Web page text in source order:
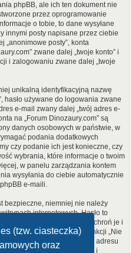
(tzw. ciasteczka)
oraz
phpBB, ale ich ten dokument nie
przez oprogramowanie
o tobie, to dane wysyłane
innymi posty napisane przez ciebie
„anonimowe posty”, konta
zwane dalej „twoje konto” i
i zalogowaniu zwane dalej „twoje
unikalną identyfikacyjną nazwę
hasło używane do logowania zwane
e-mail zwany dalej „twój adres e-
na „Forum Dinozaury.com” są
danych osobowych w państwie, w
podania dodatkowych
czy podanie ich jest konieczne, czy
wybrania, które informacje o twoim
w panelu zarządzania kontem
wysyłania do ciebie automatycznie
e-maili.
bezpieczne, niemniej nie należy
internetowych. Hasło to
Dinozaury.com”, więc chroń je i
. Jeśli je zapomnisz, użyj funkcji „Nie
podanie nazwy użytkownika i adresu
wygenerowane nowe hasło i